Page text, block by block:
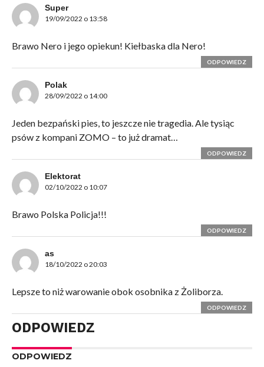
Super
19/09/2022 o 13:58
Brawo Nero i jego opiekun! Kiełbaska dla Nero!
ODPOWIEDZ
Polak
28/09/2022 o 14:00
Jeden bezpański pies, to jeszcze nie tragedia. Ale tysiąc
psów z kompani ZOMO – to już dramat…
ODPOWIEDZ
Elektorat
02/10/2022 o 10:07
Brawo Polska Policja!!!
ODPOWIEDZ
as
18/10/2022 o 20:03
Lepsze to niż warowanie obok osobnika z Żoliborza.
ODPOWIEDZ
ODPOWIEDZ
ODPOWIEDZ